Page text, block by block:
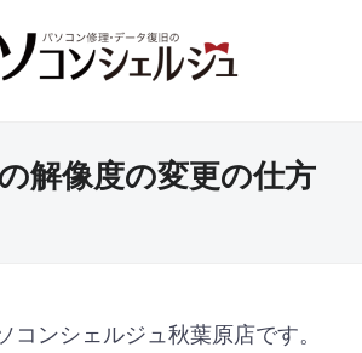
解像度の変更の仕方
コンシェルジュ秋葉原店です。